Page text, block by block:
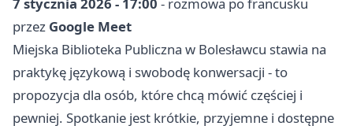
7 stycznia 2026 - 17:00 - rozmowa po francusku
przez Google Meet
Miejska Biblioteka Publiczna w Bolesławcu stawia na
praktykę językową i swobodę konwersacji - to
propozycja dla osób, które chcą mówić częściej i
pewniej. Spotkanie jest krótkie, przyjemne i dostępne